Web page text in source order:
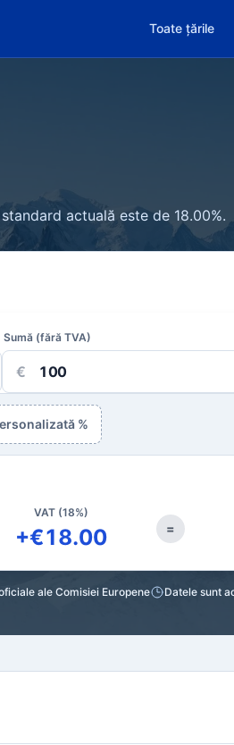
Toate țările
actuală este de 18.00%.
Sumă (fără TVA)
€
%
VAT (18%)
+€18.00 =
ale Comisiei Europene Datele sunt